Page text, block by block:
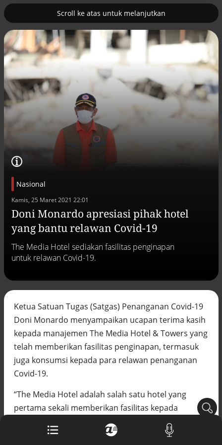
Scroll ke atas untuk melanjutkan
Nasional
Kamis, 25 Maret 2021 22:01
Doni Monardo apresiasi pihak hotel
yang bantu relawan Covid-19
The Media Hotel sediakan fasilitas penginapan
untuk relawan Covid-19.
Ketua Satuan Tugas (Satgas) Penanganan Covid-19
Doni Monardo menyampaikan ucapan terima kasih
kepada manajemen The Media Hotel & Towers yang
telah memberikan fasilitas penginapan, termasuk
juga konsumsi kepada para relawan penanganan
Covid-19.
“The Media Hotel adalah salah satu hotel yang
pertama sekali memberikan fasilitas kepada
relawan, lantas setelah itu diikuti oleh lebih banyak
hotel-hotel termasuk komunitas masyarakat, yang
nuklir 2
Pemulihan ekonomi Aceh terus
diakselerasi
Efek jera untuk pejabat abai LHKPN
Alinea.id - Peristiwa
Buku berusia 900 tahun ditemukan di
tahun Kiamat
Alinea.id - Peristiwa
Akar persoalan berulangnya kekerasan
terhadap PMI di Malaysia
DPR minta penerbitan sertifikat pagar
laut diproses hukum
Alinea.id - Peristiwa
Mungkinkah duet Anies-Ahok terealisasi
Pemprov Sultra klarifikasi isu PT GKP,
imbau masyarakat hormati proses
Alinea.id - Peristiwa